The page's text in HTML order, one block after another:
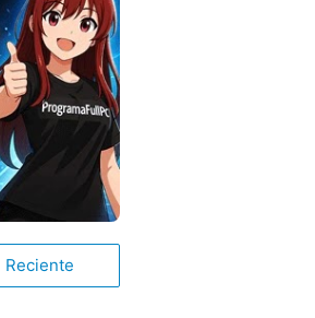
Reciente